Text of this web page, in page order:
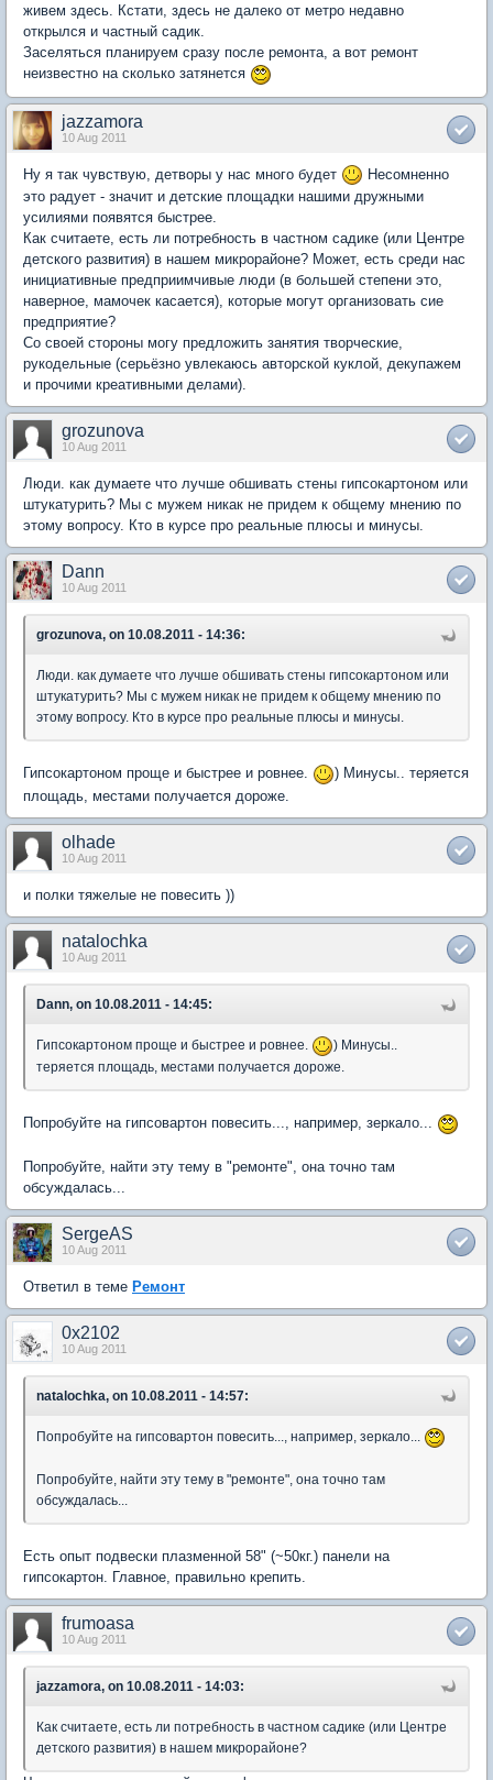
живем здесь. Кстати, здесь не далеко от метро недавно
открылся и частный садик.
Заселяться планируем сразу после ремонта, а вот ремонт
неизвестно на сколько затянется
jazzamora
10 Aug 2011
Ну я так чувствую, детворы у нас много будет
Несомненно
это радует - значит и детские площадки нашими дружными
усилиями появятся быстрее.
Как считаете, есть ли потребность в частном садике (или Центре
детского развития) в нашем микрорайоне? Может, есть среди нас
инициативные предприимчивые люди (в большей степени это,
наверное, мамочек касается), которые могут организовать сие
предприятие?
Со своей стороны могу предложить занятия творческие,
рукодельные (серьёзно увлекаюсь авторской куклой, декупажем
и прочими креативными делами).
grozunova
10 Aug 2011
Люди. как думаете что лучше обшивать стены гипсокартоном или
штукатурить? Мы с мужем никак не придем к общему мнению по
этому вопросу. Кто в курсе про реальные плюсы и минусы.
Dann
10 Aug 2011
grozunova, on 10.08.2011 - 14:36:
Люди. как думаете что лучше обшивать стены гипсокартоном или
штукатурить? Мы с мужем никак не придем к общему мнению по
этому вопросу. Кто в курсе про реальные плюсы и минусы.
Гипсокартоном проще и быстрее и ровнее.
) Минусы.. теряется
площадь, местами получается дороже.
olhade
10 Aug 2011
и полки тяжелые не повесить ))
natalochka
10 Aug 2011
Dann, on 10.08.2011 - 14:45:
Гипсокартоном проще и быстрее и ровнее.
) Минусы..
теряется площадь, местами получается дороже.
Попробуйте на гипсовартон повесить..., например, зеркало...
Попробуйте, найти эту тему в "ремонте", она точно там
обсуждалась...
SergeAS
10 Aug 2011
Ответил в теме Ремонт
0x2102
10 Aug 2011
natalochka, on 10.08.2011 - 14:57:
Попробуйте на гипсовартон повесить..., например, зеркало...
Попробуйте, найти эту тему в "ремонте", она точно там
обсуждалась...
Есть опыт подвески плазменной 58" (~50кг.) панели на
гипсокартон. Главное, правильно крепить.
frumoasa
10 Aug 2011
jazzamora, on 10.08.2011 - 14:03:
Как считаете, есть ли потребность в частном садике (или Центре
детского развития) в нашем микрорайоне?